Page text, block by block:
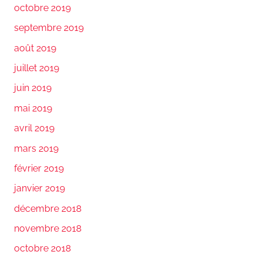
octobre 2019
septembre 2019
août 2019
juillet 2019
juin 2019
mai 2019
avril 2019
mars 2019
février 2019
janvier 2019
décembre 2018
novembre 2018
octobre 2018